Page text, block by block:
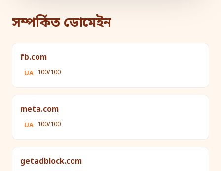
সম্পর্কিত ডোমেইন
fb.com
UA 100/100
meta.com
UA 100/100
getadblock.com